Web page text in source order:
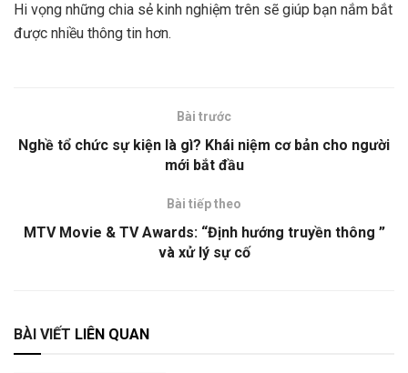
Hi vọng những chia sẻ kinh nghiệm trên sẽ giúp bạn nắm bắt
được nhiều thông tin hơn.
Bài trước
Nghề tổ chức sự kiện là gì? Khái niệm cơ bản cho người
mới bắt đầu
Bài tiếp theo
MTV Movie & TV Awards: “Định hướng truyền thông ”
và xử lý sự cố
BÀI VIẾT LIÊN QUAN